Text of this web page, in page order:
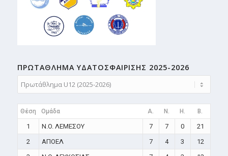
ΠΡΩΤΑΘΛΗMA ΥΔΑΤΟΣΦΑΙΡΙΣΗΣ 2025-2026
Θέση Ομάδα A. N. H. B.
1 N.O. ΛΕΜΕΣΟΥ 7 7 0
21
2
ΑΠΟΕΛ 7 4 3
12